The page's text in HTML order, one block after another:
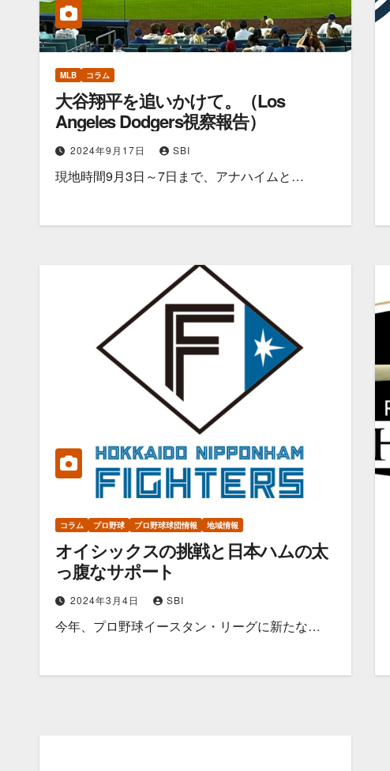
MLB コラム
大谷翔平を追いかけて。（Los
Angeles Dodgers視察報告）
2024年9月17日 SBI
現地時間9月3日～7日まで、アナハイムと…
コラム プロ野球 プロ野球球団情報 地域情報
オイシックスの挑戦と日本ハムの太
っ腹なサポート
2024年3月4日 SBI
今年、プロ野球イースタン・リーグに新たな…